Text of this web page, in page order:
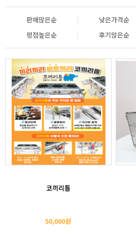
판매많은순 낮은가격순
평점높은순
후기많은순
코끼리틀
50,000원